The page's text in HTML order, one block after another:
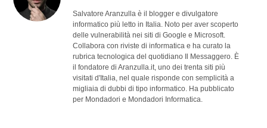
Salvatore Aranzulla è il blogger e divulgatore
informatico più letto in Italia. Noto per aver scoperto
delle vulnerabilità nei siti di Google e Microsoft.
Collabora con riviste di informatica e ha curato la
rubrica tecnologica del quotidiano Il Messaggero. È
il fondatore di Aranzulla.it, uno dei trenta siti più
visitati d'Italia, nel quale risponde con semplicità a
migliaia di dubbi di tipo informatico. Ha pubblicato
per Mondadori e Mondadori Informatica.